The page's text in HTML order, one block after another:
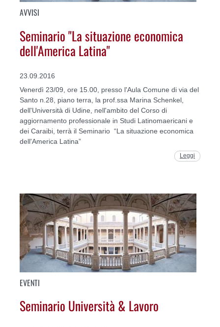
AVVISI
Seminario "La situazione economica
dell'America Latina"
23.09.2016
Venerdì 23/09, ore 15.00, presso l'Aula Comune di via del
Santo n.28, piano terra, la prof.ssa Marina Schenkel,
dell'Università di Udine, nell'ambito del Corso di
aggiornamento professionale in Studi Latinomaericani e
dei Caraibi, terrà il Seminario “La situazione economica
dell'America Latina”
Leggi
EVENTI
Seminario Università & Lavoro